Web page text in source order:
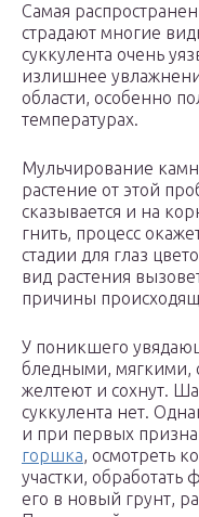
Самая
страдают многие
суккулента очень
излишнее
области, особенно
температурах.
Мульчирование
растение от этой
сказывается и на
гнить, процесс
стадии для глаз
вид растения
причины
У поникшего
бледными, мягкими,
желтеют и сохнут.
суккулента нет.
и при первых
горшка, осмотреть
участки, обработать
его в новый грунт,